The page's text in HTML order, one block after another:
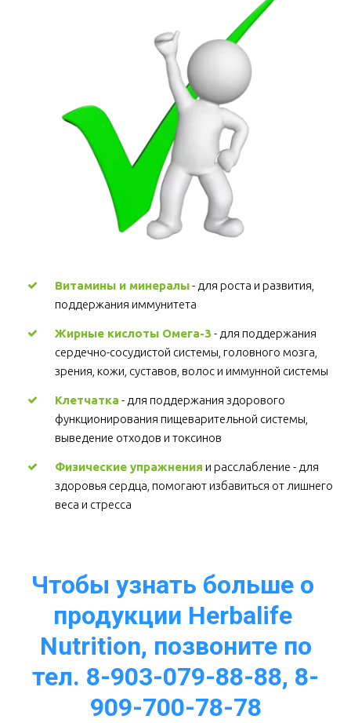
Витамины и минералы - для роста и развития,
поддержания иммунитета
Жирные кислоты Омега-3 - для поддержания
сердечно-сосудистой системы, головного мозга,
зрения, кожи, суставов, волос и иммунной системы
Клетчатка - для поддержания здорового
функционирования пищеварительной системы,
выведение отходов и токсинов
Физические упражнения и расслабление - для
здоровья сердца, помогают избавиться от лишнего
веса и стресса
Чтобы узнать больше о
продукции Herbalife
Nutrition, позвоните по
тел. 8-903-079-88-88, 8-
909-700-78-78